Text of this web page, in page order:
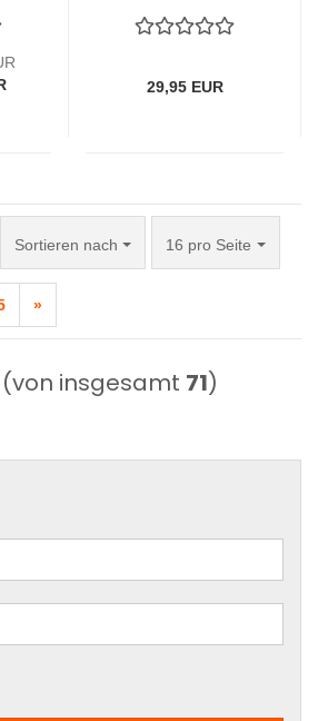
(lose)
29,95 EUR
Sortieren nach
Sortieren nach 16 pro Seite
pro Seite
»
(von insgesamt 71)